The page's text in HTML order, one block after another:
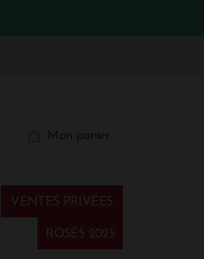
ROSÉS 2025
VENTES PRIVÉES